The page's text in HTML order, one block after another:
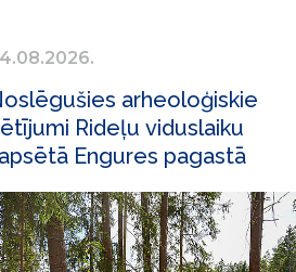
arheoloģiskie
Rideļu viduslaiku
Engures pagastā